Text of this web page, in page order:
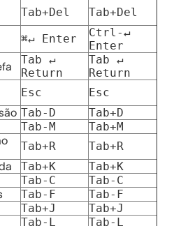
Tab+Del Tab+Del
⌘↵ Enter
Ctrl-↵
Enter
Tab ↵
Return
Tab ↵
Return
Esc Esc
Tab-D Tab+D
Tab-M Tab+M
Tab+R Tab+R
Tab+K Tab+K
Tab-C Tab-C
Tab-F Tab-F
Tab+J Tab+J
Tab-L Tab-L